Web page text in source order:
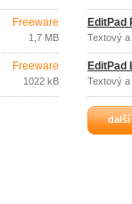
Freeware
1,7 MB
Freeware
1022 kB
EditPad
Textový
EditPad
Textový
další